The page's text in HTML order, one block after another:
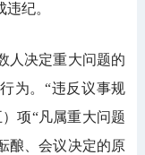
纪。
决定重大问题的
为。“违反议事规
项“凡属重大问题
酿、会议决定的原